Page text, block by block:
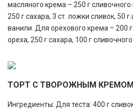
масляного крема – 250 г
250 г сахара, 3 ст. ложки сливок, 50
ванили. Для орехового крема – 200
ореха, 250 г сахара, 100 г
ТОРТ С ТВОРОЖНЫМ КРЕМОМ
Ингредиенты: Для теста: 400 г